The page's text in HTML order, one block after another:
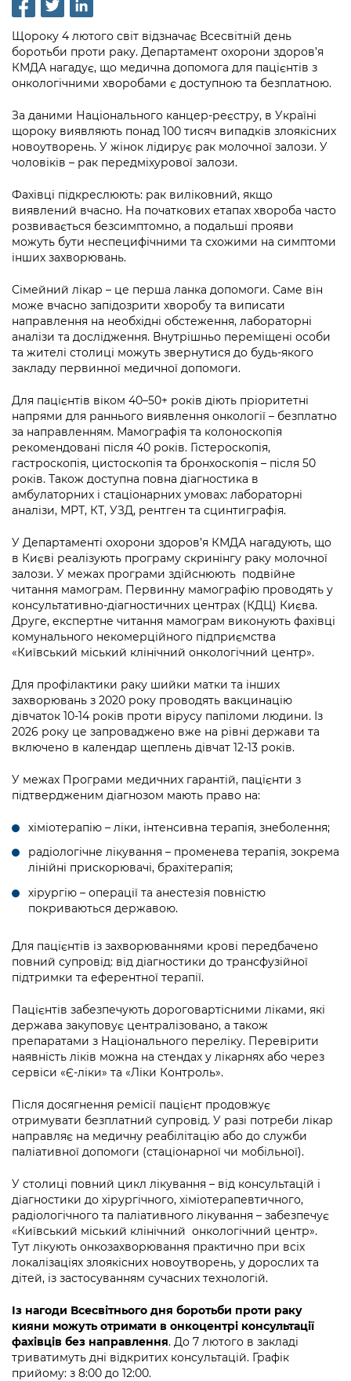
Рішення та розпорядження
Проєкти розпоряджень, що
перебувають на погодженні КМВА
Рішення Київради
Контактна інформація
Графік роботи та прийому громадян
Вакансії
Статистика
Звернення громадян
Регуляторна діяльність
Промисловість і наука Києва
Підприємства, установи, організації
Річні звіти
Гендерна політика
Безбар'єрність
Київська міська військова адміністрація
Освіта та навчальні заклади
Дороги, транспорт та парковки
Навколишнє середовище міста
Містобудування та земельні ділянки
Культура, спорт, дозвілля
Фінанси та бюджет
Безпека та правопорядок
Іноземцям / For foreigners
Пам'ятки культурної спадщини
Портал Захисників та Захисниць
Безбар'єрність
Портал послуг
Міський застосунок Київ Цифровий
Важливе під час воєнного стану
Громадська експертиза
Громадський бюджет
Консультації з громадськістю
Громадська рада
Петиції
Контактний центр
Допомога учасникам АТО
осіб при Київській міській військовій
адміністрації
«Ініціатива «Партнерство «Відкритий
Уряд» – місцевий рівень»
Важливе під час воєнного стану
Інформація з обмеженим доступом
Подати запит онлайн
інших актів
Нормативна база
інформацію
Порядок оскарження рішень, дій чи
бездіяльності розпорядників інформації
Звіти про опрацювання запитів на
публічну інформацію
Інформація для споживачів
Про відкриті дані
Портал даних Києва
Публічні дашборди
Медіагалерея
Підписатися на новини та анонси від
КМДА / Subscribe to announcements
from the KCSA
Порядок акредитації медіа /
Accreditation process
Подати журналістський запит /
Submitting a media request
Зйомки в лікарнях в умовах воєнного
стану / Rules for media coverage of
hospitals at work under martial law
Контакти для медіа / Contacts for mass
media
Портал Послуг
Щороку 4 лютого світ відзначає Всесвітній день
боротьби проти раку. Департамент охорони здоров’я
КМДА нагадує, що медична допомога для пацієнтів з
онкологічними хворобами є доступною та безплатною.
За даними Національного канцер-реєстру, в Україні
щороку виявляють понад 100 тисяч випадків злоякісних
новоутворень. У жінок лідирує рак молочної залози. У
чоловіків – рак передміхурової залози.
Фахівці підкреслюють: рак виліковний, якщо
виявлений вчасно. На початкових етапах хвороба часто
розвивається безсимптомно, а подальші прояви
можуть бути неспецифічними та схожими на симптоми
інших захворювань.
Сімейний лікар – це перша ланка допомоги. Саме він
може вчасно запідозрити хворобу та виписати
направлення на необхідні обстеження, лабораторні
аналізи та дослідження. Внутрішньо переміщені особи
та жителі столиці можуть звернутися до будь-якого
закладу первинної медичної допомоги.
Для пацієнтів віком 40–50+ років діють пріоритетні
напрями для раннього виявлення онкології – безплатно
за направленням. Мамографія та колоноскопія
рекомендовані після 40 років. Гістероскопія,
гастроскопія, цистоскопія та бронхоскопія – після 50
років. Також доступна повна діагностика в
амбулаторних і стаціонарних умовах: лабораторні
аналізи, МРТ, КТ, УЗД, рентген та сцинтиграфія.
У Департаменті охорони здоров’я КМДА нагадують, що
в Києві реалізують програму скринінгу раку молочної
залози. У межах програми здійснюють подвійне
читання мамограм. Первинну мамографію проводять у
консультативно-діагностичних центрах (КДЦ) Києва.
Друге, експертне читання мамограм виконують фахівці
комунального некомерційного підприємства
«Київський міський клінічний онкологічний центр».
Для профілактики раку шийки матки та інших
захворювань з 2020 року проводять вакцинацію
дівчаток 10-14 років проти вірусу папіломи людини. Із
2026 року це запроваджено вже на рівні держави та
включено в календар щеплень дівчат 12-13 років.
У межах Програми медичних гарантій, пацієнти з
підтвердженим діагнозом мають право на:
хіміотерапію – ліки, інтенсивна терапія, знеболення;
радіологічне лікування – променева терапія, зокрема
лінійні прискорювачі, брахітерапія;
хірургію – операції та анестезія повністю
покриваються державою.
Для пацієнтів із захворюваннями крові передбачено
повний супровід: від діагностики до трансфузійної
підтримки та еферентної терапії.
Пацієнтів забезпечують дороговартісними ліками, які
держава закуповує централізовано, а також
препаратами з Національного переліку. Перевірити
наявність ліків можна на стендах у лікарнях або через
сервіси «Є-ліки» та «Ліки Контроль».
Після досягнення ремісії пацієнт продовжує
отримувати безплатний супровід. У разі потреби лікар
направляє на медичну реабілітацію або до служби
паліативної допомоги (стаціонарної чи мобільної).
У столиці повний цикл лікування – від консультацій і
діагностики до хірургічного, хіміотерапевтичного,
радіологічного та паліативного лікування – забезпечує
«Київський міський клінічний онкологічний центр».
Тут лікують онкозахворювання практично при всіх
локалізаціях злоякісних новоутворень, у дорослих та
дітей, із застосуванням сучасних технологій.
Із нагоди Всесвітнього дня боротьби проти раку
кияни можуть отримати в онкоцентрі консультації
фахівців без направлення. До 7 лютого в закладі
триватимуть дні відкритих консультацій. Графік
прийому: з 8:00 до 12:00.